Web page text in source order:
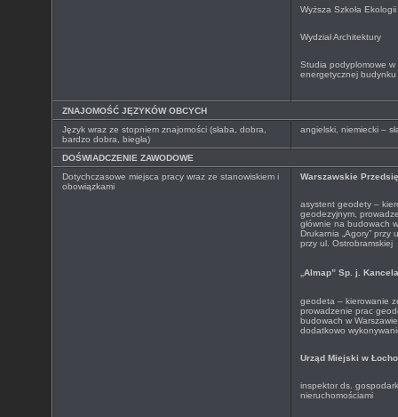
Wyższa Szkoła
Wydział Architektury
Studia podyplomowe w
energetycznej budynku
ZNAJOMOŚĆ JĘZYKÓW OBCYCH
Język wraz ze stopniem znajomości (słaba, dobra,
bardzo dobra, biegła)
angielski, niemiecki –
DOŚWIADCZENIE ZAWODOWE
Dotychczasowe miejsca pracy wraz ze stanowiskiem i
obowiązkami
Warszawskie
asystent geodety –
geodezyjnym,
głównie na budowach
Drukarnia „Agory” przy
przy ul. Ostrobramskiej
„Almap” Sp. j.
geodeta – kierowanie
prowadzenie prac
budowach w
dodatkowo
Urząd Miejski w
inspektor ds.
nieruchomościami